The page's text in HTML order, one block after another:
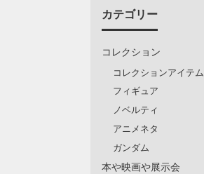
カテゴリー
コレクション
コレクションアイテム
フィギュア
ノベルティ
アニメネタ
ガンダム
本や映画や展示会